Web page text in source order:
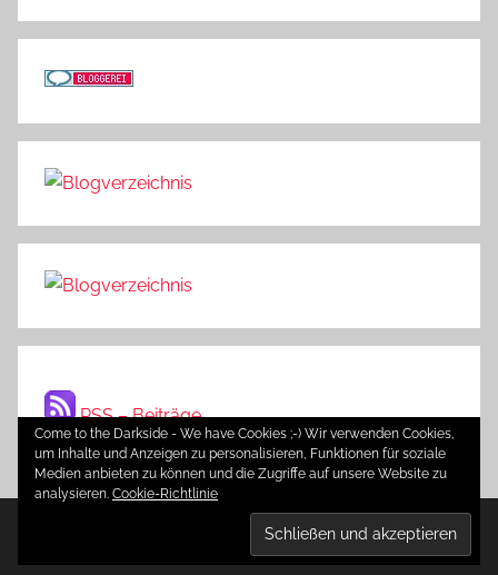
RSS – Beiträge
WordPress-Theme: Donovan von ThemeZee.
Come to the Darkside - We have Cookies ;-) Wir verwenden Cookies,
um Inhalte und Anzeigen zu personalisieren, Funktionen für soziale
Medien anbieten zu können und die Zugriffe auf unsere Website zu
analysieren. Cookie-Richtlinie